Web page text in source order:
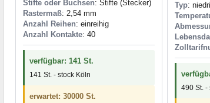
Stifte oder Buchsen: Stifte (Stecker)
Rastermaß: 2,54 mm
Anzahl Reihen: einreihig
Anzahl Kontakte: 40
verfügbar: 141 St.
141 St. - stock Köln
erwartet: 30000 St.
Typ:
490 St. -